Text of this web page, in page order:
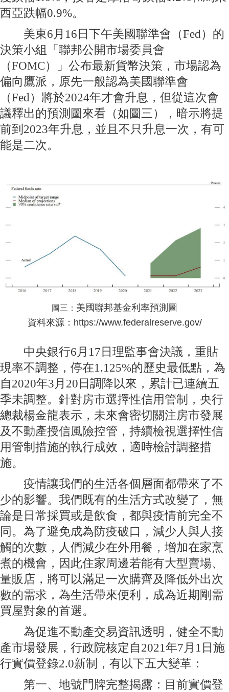
西亞跌幅0.9%。
美東6月16日下午美國聯準會（Fed）的
決策小組「聯邦公開市場委員會
（FOMC）」公布最新貨幣決策，市場認為
偏向鷹派，原先一般認為美國聯準會
（Fed）將於2024年才會升息，但從這次會
議釋出的預測圖來看（如圖三），暗示將提
前到2023年升息，並且不只升息一次，有可
能是二次。
圖三： 美國聯邦基金利率預測圖
資料來源：https://www.federalreserve.gov/
中央銀行6月17日理監事會決議，重貼
現率不調整，停在1.125%的歷史最低點，為
自2020年3月20日調降以來，累計已連續五
季未調整。針對房市選擇性信用管制，央行
總裁楊金龍表示，未來會密切關注房市發展
及不動產授信風險控管，持續檢視選擇性信
用管制措施的執行成效，適時檢討調整措
施。
疫情讓我們的生活各個層面都帶來了不
少的影響。我們既有的生活方式改變了，無
論是日常採買或是飲食，都與疫情前完全不
同。為了避免成為防疫破口，減少人與人接
觸的次數，人們減少在外用餐，增加在家烹
煮的機會，因此住家周邊若能有大型賣場、
量販店，將可以滿足一次購齊及降低外出次
數的需求，為生活帶來便利，成為近期剛需
買屋對象的首選。
為促進不動產交易資訊透明，健全不動
產市場發展，行政院核定自2021年7月1日施
行實價登錄2.0新制，有以下五大變革：
第一、地號門牌完整揭露：目前實價登